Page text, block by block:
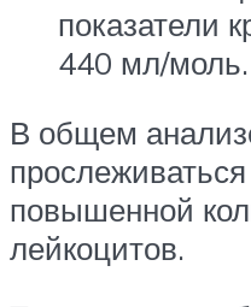
показатели
440 мл/моль.
В общем
повышенной
лейкоцитов.